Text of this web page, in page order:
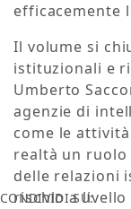
efficacemente
Il volume si
istituzionali e
Umberto
agenzie di
come le attività
realtà un ruolo
delle relazioni
rischio a livello
CONDIVIDI SU: